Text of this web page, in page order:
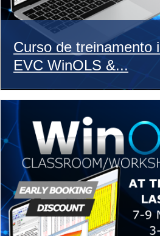
Curso de treinamento
EVC WinOLS &...